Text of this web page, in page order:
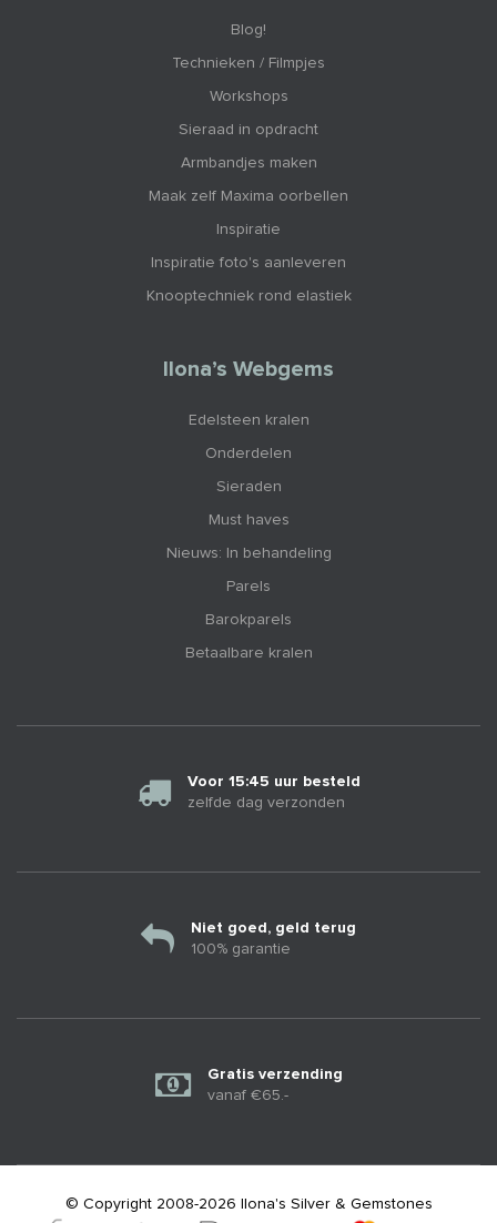
Blog!
Technieken / Filmpjes
Workshops
Sieraad in opdracht
Armbandjes maken
Maak zelf Maxima oorbellen
Inspiratie
Inspiratie foto's aanleveren
Knooptechniek rond elastiek
Ilona’s Webgems
Edelsteen kralen
Onderdelen
Sieraden
Must haves
Nieuws: In behandeling
Parels
Barokparels
Betaalbare kralen
Voor 15:45 uur besteld
zelfde dag verzonden
Niet goed, geld terug
100% garantie
Gratis verzending
vanaf €65.-
© Copyright 2008-2026 Ilona's Silver & Gemstones